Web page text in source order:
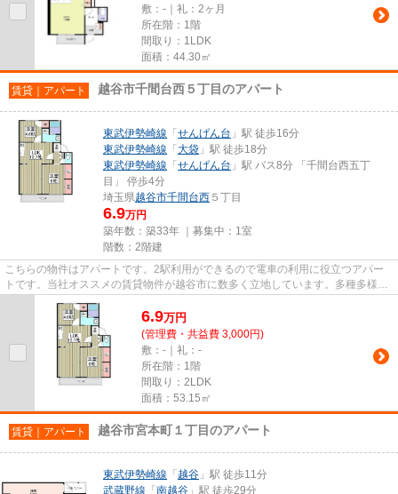
敷：-｜礼：2ヶ月
所在階：1階
間取り：1LDK
面積：44.30㎡
賃貸｜アパート 越谷市千間台西５丁目のアパート
東武伊勢崎線 「 せんげん台 」駅 徒歩16分
東武伊勢崎線 「 大袋 」駅 徒歩18分
東武伊勢崎線 「 せんげん台 」駅 バス8分 「千間台西五丁
目」 停歩4分
埼玉県越谷市千間台西 ５丁目
6.9万円
築年数：築33年 ｜募集中： 1室
階数：2階建
こちらの物件はアパートです。2駅利用ができるので電車の利用に役立つアパー
トです。当社オススメの賃貸物件が越谷市に数多く立地しています。多種多様な
6.9万円
(管理費・共益費 3,000円)
敷：-｜礼：-
所在階：1階
間取り：2LDK
面積：53.15㎡
賃貸｜アパート 越谷市宮本町１丁目のアパート
東武伊勢崎線 「 越谷 」駅 徒歩11分
武蔵野線 「 南越谷 」駅 徒歩29分